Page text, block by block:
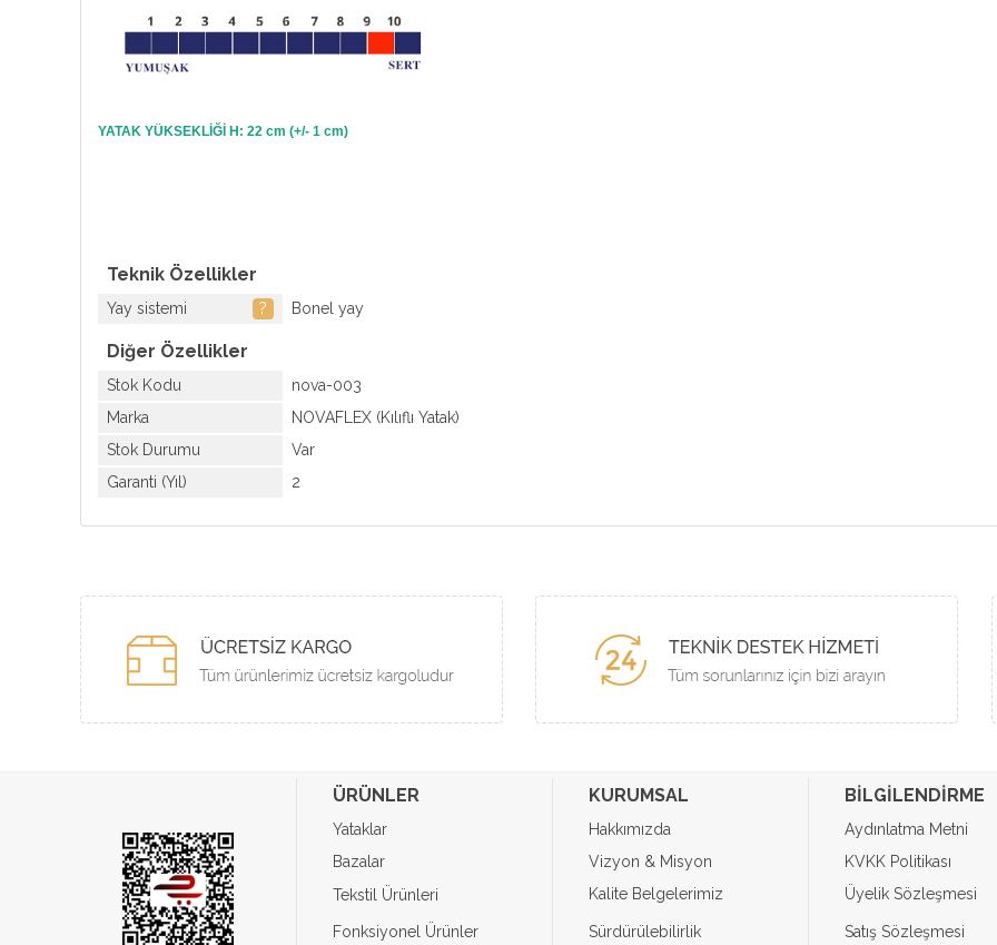
YATAK YÜKSEKLİĞİ H: 22 cm (+/- 1 cm)
Teknik Özellikler
Yay sistemi ? Bonel yay
Diğer Özellikler
Stok Kodu
nova-003
Marka
NOVAFLEX (Kılıflı Yatak)
Stok Durumu
Var
Garanti (Yıl)
2
ÜRÜNLER KURUMSAL BİLGİLENDİRME
Yataklar Hakkımızda
Aydınlatma Metni
Bazalar
Vizyon & Misyon
KVKK Politikası
Tekstil Ürünleri
Kalite Belgelerimiz Üyelik Sözleşmesi
Fonksiyonel Ürünler Sürdürülebilirlik Satış Sözleşmesi